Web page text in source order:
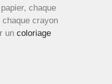
chaque
crayon
un coloriage